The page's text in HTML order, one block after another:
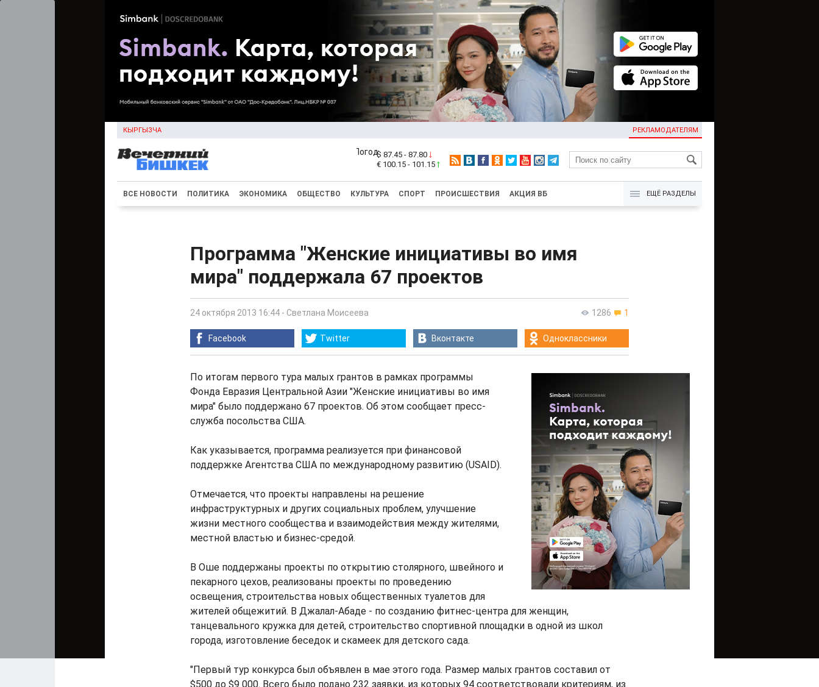
КЫРГЫЗЧА РЕКЛАМОДАТЕЛЯМ
KG
$ 87.45 - 87.80
€ 100.15 - 101.15
ВСЕ НОВОСТИ ПОЛИТИКА ЭКОНОМИКА ОБЩЕСТВО КУЛЬТУРА СПОРТ ПРОИСШЕСТВИЯ АКЦИЯ ВБ ЕЩЁ РАЗДЕЛЫ
Программа "Женские инициативы во имя
мира" поддержала 67 проектов
1286 1
24 октября 2013 16:44 - Светлана Моисеева
Facebook Twitter Вконтакте Одноклассники
По итогам первого тура малых грантов в рамках программы
Фонда Евразия Центральной Азии "Женские инициативы во имя
мира" было поддержано 67 проектов. Об этом сообщает пресс-
служба посольства США.
Как указывается, программа реализуется при финансовой
поддержке Агентства США по международному развитию (USAID).
Отмечается, что проекты направлены на решение
инфраструктурных и других социальных проблем, улучшение
жизни местного сообщества и взаимодействия между жителями,
местной властью и бизнес-средой.
В Оше поддержаны проекты по открытию столярного, швейного и
пекарного цехов, реализованы проекты по проведению
освещения, строительства новых общественных туалетов для
жителей общежитий. В Джалал-Абаде - по созданию фитнес-центра для женщин,
танцевального кружка для детей, строительство спортивной площадки в одной из школ
города, изготовление беседок и скамеек для детского сада.
"Первый тур конкурса был объявлен в мае этого года. Размер малых грантов составил от
$500 до $9 000. Всего было подано 232 заявки, из которых 94 соответствовали критериям, из